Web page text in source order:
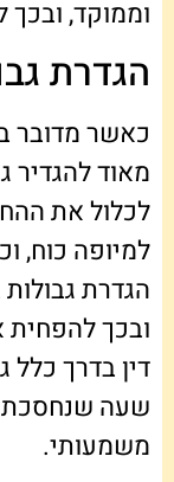
וממוקד,
הגדרת
כאשר מדובר
מאוד להגדיר
לכלול את
למיופה כוח,
הגדרת
ובכך להפחית
דין בדרך כלל
שעה שנחסכת
משמעותי.